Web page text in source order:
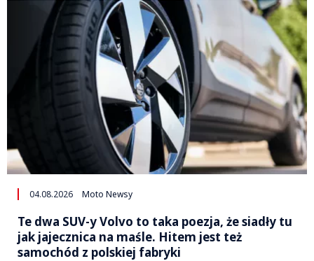
04.08.2026 Moto Newsy
Te dwa SUV-y Volvo to taka poezja, że siadły tu
jak jajecznica na maśle. Hitem jest też
samochód z polskiej fabryki